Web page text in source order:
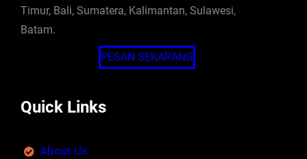
Timur, Bali, Sumatera, Kalimantan, Sulawesi,
Batam.
PESAN SEKARANG
Quick Links
About Us